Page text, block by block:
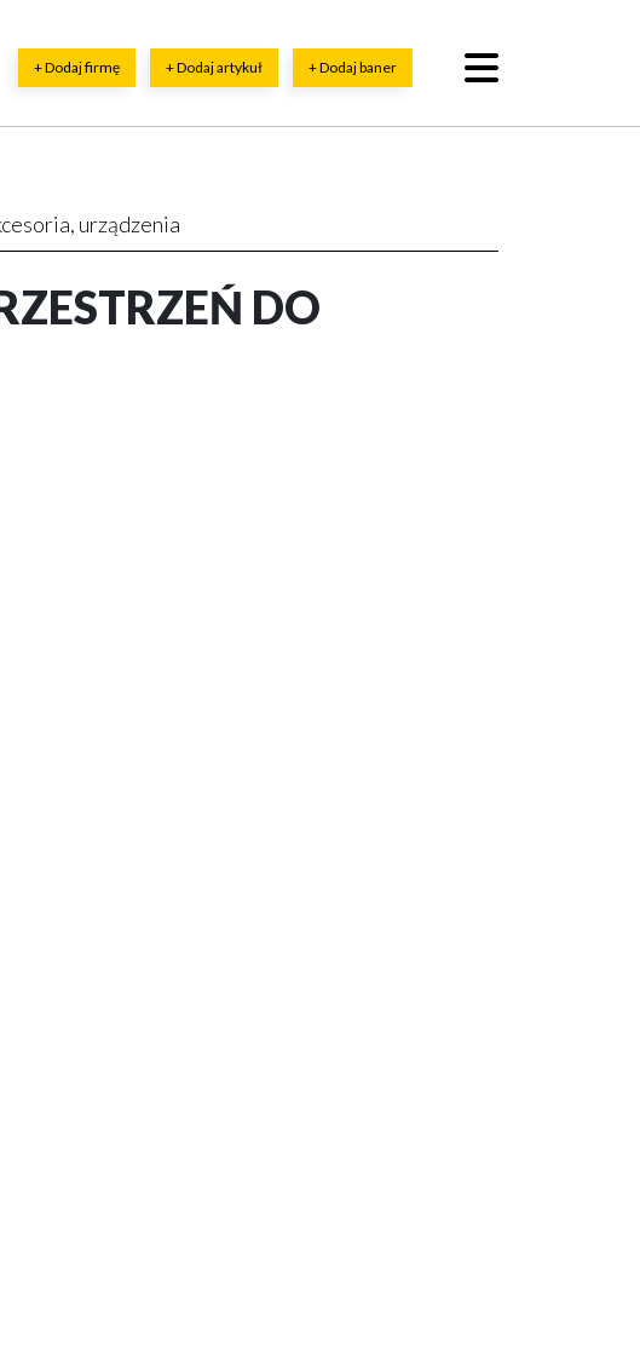
+ Dodaj firmę + Dodaj artykuł + Dodaj baner
urządzenia
DO